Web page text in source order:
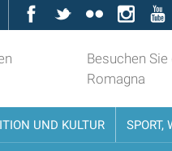
Facebook
TwitterFlickr
Besuchen Sie
Romagna
UND KULTUR SPORT,